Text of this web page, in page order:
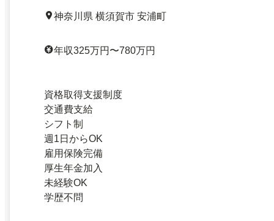
神奈川県 横須賀市 安浦町
年収325万円〜780万円
資格取得支援制度
交通費支給
シフト制
週1日からOK
雇用保険完備
厚生年金加入
未経験OK
学歴不問